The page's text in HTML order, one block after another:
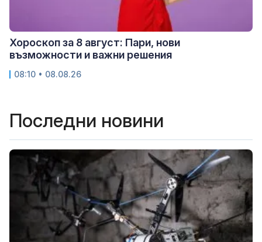
Хороскоп за 8 август: Пари, нови
възможности и важни решения
08:10 • 08.08.26
Последни новини